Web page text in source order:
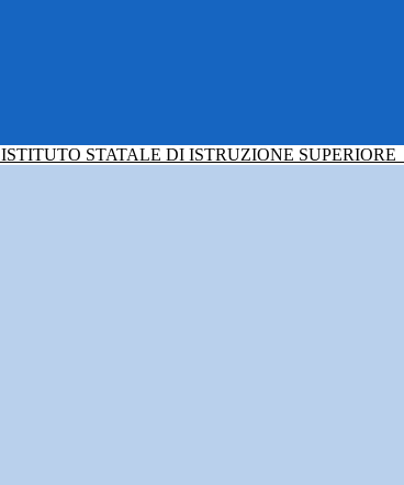
ISTITUTO STATALE DI ISTRUZIONE SUPERIORE